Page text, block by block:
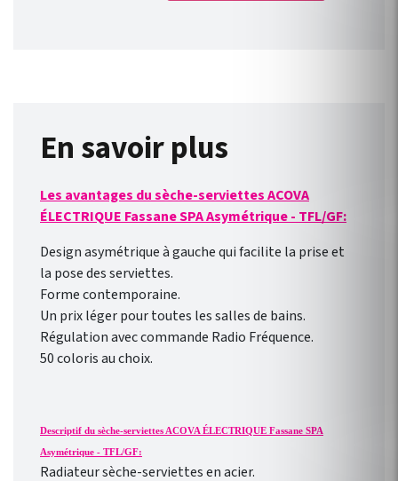
connectés : jusqu’à 3
équipé d’un fil pilote. Il est
compatible avec une nouvelle
déjà installés ! Connexion
direct en WIFI à la box
Pilotage des radiateurs de
gratuite pour smartphone
Heatzy : réaliser de vraie
personnalisable selon votre
En savoir plus
Les avantages du sèche-serviettes ACOVA
ÉLECTRIQUE Fassane SPA Asymétrique - TFL/GF:
Design asymétrique à gauche qui facilite la prise et
la pose des serviettes.
Forme contemporaine.
Un prix léger pour toutes les salles de bains.
Régulation avec commande Radio Fréquence.
50 coloris au choix.
Descriptif du sèche-serviettes ACOVA ÉLECTRIQUE Fassane SPA
Asymétrique - TFL/GF:
Radiateur sèche-serviettes en acier.